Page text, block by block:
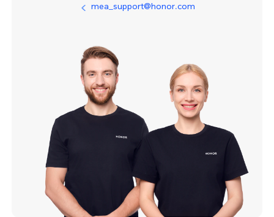
mea_support@honor.com